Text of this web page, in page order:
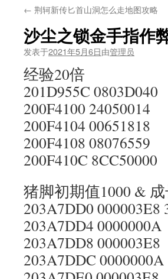
← 荆轲新传匕首山洞怎么走地图攻略
沙尘之锁金手指作
发表于2021年5月6日由管理员
经验20倍
201D955C 0803D040
200F4100 24050014
200F4104 00651818
200F4108 08076559
200F410C 8CC50000
猪脚初期值1000 &
203A7DD0 000003E8
203A7DD4 0000000A
203A7DD8 000003E8
203A7DDC 0000000A